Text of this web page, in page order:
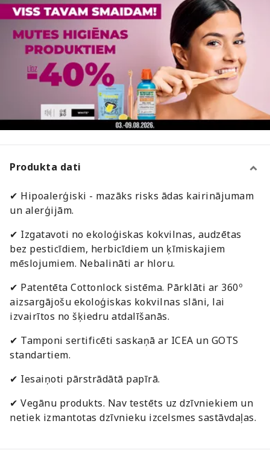
Produkta dati
✔ Hipoalerģiski - mazāks risks ādas kairinājumam
un alerģijām.
✔ Izgatavoti no ekoloģiskas kokvilnas, audzētas
bez pesticīdiem, herbicīdiem un ķīmiskajiem
mēslojumiem. Nebalināti ar hloru.
✔ Patentēta Cottonlock sistēma. Pārklāti ar 360º
aizsargājošu ekoloģiskas kokvilnas slāni, lai
izvairītos no šķiedru atdalīšanās.
✔ Tamponi sertificēti saskaņā ar ICEA un GOTS
standartiem.
✔ Iesaiņoti pārstrādātā papīrā.
✔ Vegānu produkts. Nav testēts uz dzīvniekiem un
netiek izmantotas dzīvnieku izcelsmes sastāvdaļas.